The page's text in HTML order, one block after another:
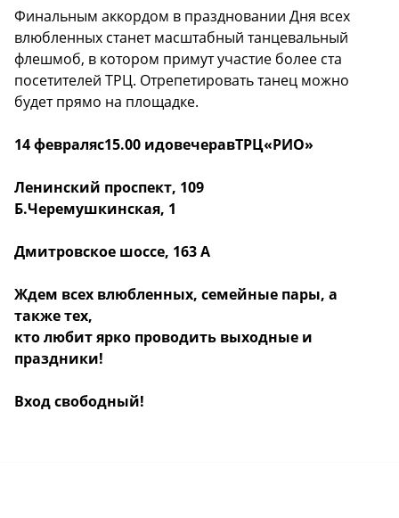
Финальным аккордом в праздновании Дня всех
влюбленных станет масштабный танцевальный
флешмоб, в котором примут участие более ста
посетителей ТРЦ. Отрепетировать танец можно
будет прямо на площадке.
14февраляс15.00 идовечеравТРЦ«РИО»
Ленинский проспект, 109
Б.Черемушкинская, 1
Дмитровское шоссе, 163 А
Ждем всех влюбленных, семейные пары, а
также тех,
кто любит ярко проводить выходные и
праздники!
Вход свободный!